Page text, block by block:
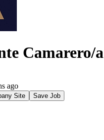
Camarero/a
ago
Site
Save Job